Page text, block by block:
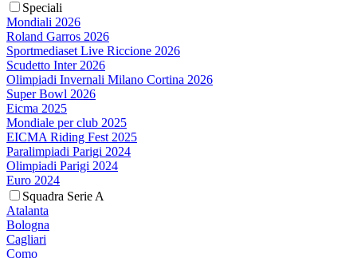
Speciali
Mondiali 2026
Roland Garros 2026
Sportmediaset Live Riccione 2026
Scudetto Inter 2026
Olimpiadi Invernali Milano Cortina 2026
Super Bowl 2026
Eicma 2025
Mondiale per club 2025
EICMA Riding Fest 2025
Paralimpiadi Parigi 2024
Olimpiadi Parigi 2024
Euro 2024
Squadra Serie A
Atalanta
Bologna
Cagliari
Como